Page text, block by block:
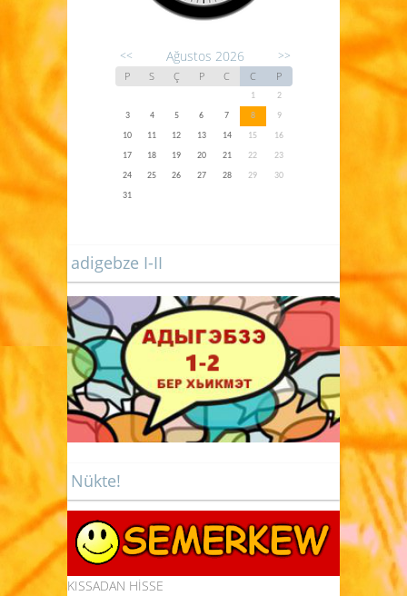
<< Ağustos 2026 >>
P S Ç P C C P
1
2
3
4 5 6 7 8
9
10
11 12 13 14 15
16
17
18 19 20 21 22
23
24
25 26 27 28 29
30
31
adigebze I-II
Nükte!
KISSADAN HİSSE